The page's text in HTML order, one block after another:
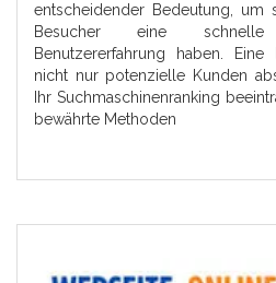
entscheidender Bedeutung, um
Besucher eine
Benutzererfahrung haben.
nicht nur potenzielle Kunden
Ihr Suchmaschinenranking
bewährte Methoden